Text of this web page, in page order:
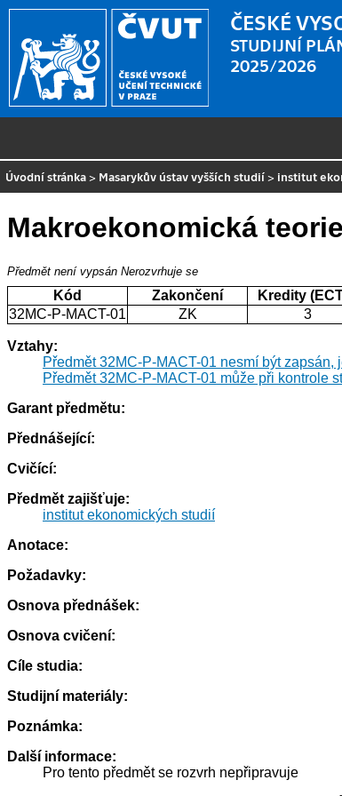
ČESKÉ
STUDIJNÍ
2025/2026
Úvodní stránka > Masarykův ústav vyšších studií > institut
Makroekonomická teorie
Předmět není vypsán Nerozvrhuje se
Kód Zakončení Kredity
32MC-P-MACT-01
ZK 3
Vztahy:
Předmět 32MC-P-MACT-01 nesmí být
Předmět 32MC-P-MACT-01 může při kontrole
Garant předmětu:
Přednášející:
Cvičící:
Předmět zajišťuje:
institut ekonomických studií
Anotace:
Požadavky:
Osnova přednášek:
Osnova cvičení:
Cíle studia:
Studijní materiály:
Poznámka:
Další informace:
Pro tento předmět se rozvrh nepřipravuje